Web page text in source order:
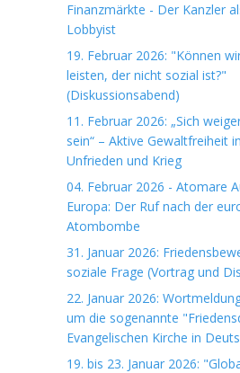
Finanzmärkte - Der Kanzler
Lobbyist
19. Februar 2026: "Können
leisten, der nicht sozial ist?"
(Diskussionsabend)
11. Februar 2026: „Sich
sein“ – Aktive Gewaltfreiheit
Unfrieden und Krieg
04. Februar 2026 - Atomare
Europa: Der Ruf nach der
Atombombe
31. Januar 2026:
soziale Frage (Vortrag und
22. Januar 2026:
um die sogenannte
Evangelischen Kirche in
19. bis 23. Januar 2026: